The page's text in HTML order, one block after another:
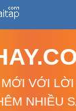
VỚI
NHIỀU